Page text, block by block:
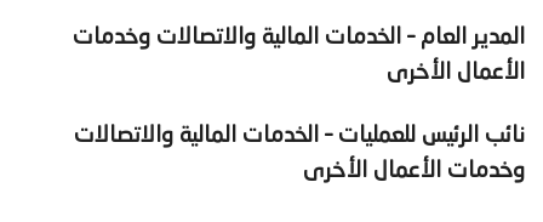
المدير العام – الخدمات المالية والاتصالات وخدمات
الأعمال الأخرى
نائب الرئيس للعمليات – الخدمات المالية والاتصالات
وخدمات الأعمال الأخرى